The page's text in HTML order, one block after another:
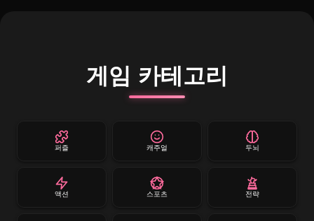
게임 카테고리
퍼즐 캐주얼 두뇌
액션 스포츠 전략